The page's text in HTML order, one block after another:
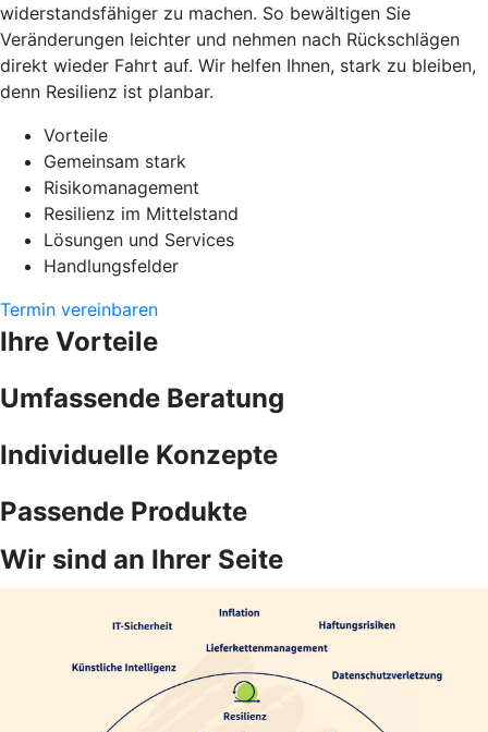
widerstandsfähiger zu machen. So bewältigen Sie
Veränderungen leichter und nehmen nach Rückschlägen
direkt wieder Fahrt auf. Wir helfen Ihnen, stark zu bleiben,
denn Resilienz ist planbar.
Vorteile
Gemeinsam stark
Risikomanagement
Resilienz im Mittelstand
Lösungen und Services
Handlungsfelder
Termin vereinbaren
Ihre Vorteile
Umfassende Beratung
Individuelle Konzepte
Passende Produkte
Wir sind an Ihrer Seite